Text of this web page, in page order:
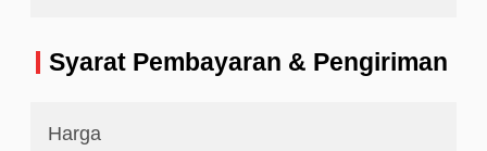
Syarat Pembayaran & Pengiriman
Harga